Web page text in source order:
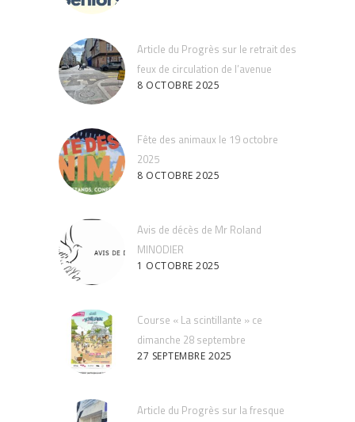
Article du Progrès sur le retrait des
feux de circulation de l’avenue
8 OCTOBRE 2025
Fête des animaux le 19 octobre
2025
8 OCTOBRE 2025
Avis de décès de Mr Roland
MINODIER
1 OCTOBRE 2025
Course « La scintillante » ce
dimanche 28 septembre
27 SEPTEMBRE 2025
Article du Progrès sur la fresque